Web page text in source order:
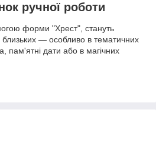
ручної роботи
форми "Хрест", стануть
— особливо в тематичних
пам'ятні дати або в магічних